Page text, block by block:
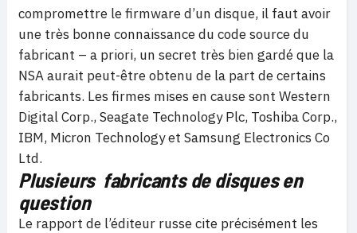
compromettre le firmware d’un disque, il faut avoir
une très bonne connaissance du code source du
fabricant – a priori, un secret très bien gardé que la
NSA aurait peut-être obtenu de la part de certains
fabricants. Les firmes mises en cause sont Western
Digital Corp., Seagate Technology Plc, Toshiba Corp.,
IBM, Micron Technology et Samsung Electronics Co
Ltd.
Plusieurs fabricants de disques en
question
Le rapport de l’éditeur russe cite précisément les